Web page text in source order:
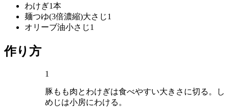
わけぎ1本
麺つゆ(3倍濃縮)大さじ1
オリーブ油小さじ1
作り方
1
豚もも肉とわけぎは食べやすい大きさに切る。し
めじは小房にわける。